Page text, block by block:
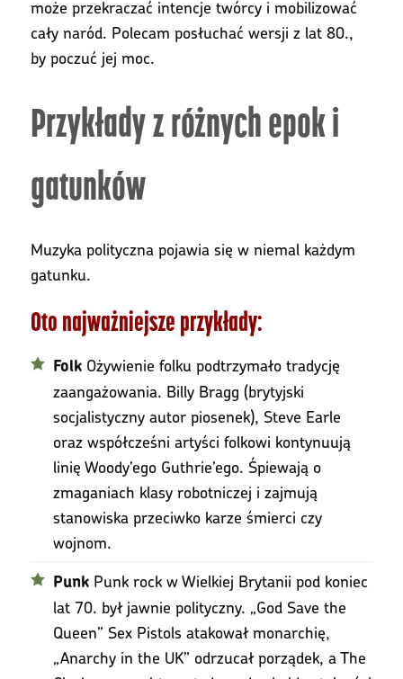
może przekraczać intencje twórcy i mobilizować
cały naród. Polecam posłuchać wersji z lat 80.,
by poczuć jej moc.
Przykłady z różnych epok i
gatunków
Muzyka polityczna pojawia się w niemal każdym
gatunku.
Oto najważniejsze przykłady:
Folk Ożywienie folku podtrzymało tradycję
zaangażowania. Billy Bragg (brytyjski
socjalistyczny autor piosenek), Steve Earle
oraz współcześni artyści folkowi kontynuują
linię Woody’ego Guthrie’ego. Śpiewają o
zmaganiach klasy robotniczej i zajmują
stanowiska przeciwko karze śmierci czy
wojnom.
Punk Punk rock w Wielkiej Brytanii pod koniec
lat 70. był jawnie polityczny. „God Save the
Queen” Sex Pistols atakował monarchię,
„Anarchy in the UK” odrzucał porządek, a The